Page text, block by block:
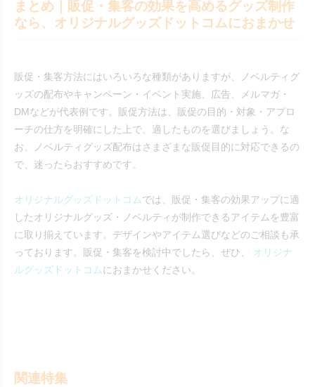
まとめ｜販促・集客の効果を高めるグッズ制作
なら、オリジナルグッズドットコムにおまかせ
販促・集客方法にはいろいろな種類がありますが、ノベルティグ
ッズの配布やキャンペーン・イベント実施、広告、メルマガ・
DMなどが代表例です。販促方法は、販促の目的・対象・アプロ
ーチの仕方を明確にした上で、適したものを選びましょう。な
お、ノベルティグッズ配布はさまざまな販促目的に対応できるの
で、迷ったらおすすめです。
オリジナルグッズドットコムでは、販促・集客の効果アップに適
したオリジナルグッズ・ノベルティが制作できるアイテムを豊富
に取り揃えています。デザインやアイテム選びなどのご相談も承
っております。販促・集客を検討中でしたら、ぜひ、 オリジナ
ルグッズドットコムにおまかせください。
関連特集